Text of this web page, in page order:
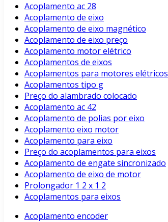
Acoplamento ac 28
Acoplamento de eixo
Acoplamento de eixo magnético
Acoplamento de eixo preço
Acoplamento motor elétrico
Acoplamentos de eixos
Acoplamentos para motores elétricos
Acoplamentos tipo g
Preço do alambrado colocado
Acoplamento ac 42
Acoplamento de polias por eixo
Acoplamento eixo motor
Acoplamento para eixo
Preço do acoplamentos para eixos
Acoplamento de engate sincronizado
Acoplamento de eixo de motor
Prolongador 1 2 x 1 2
Acoplamentos para eixos
Acoplamento encoder